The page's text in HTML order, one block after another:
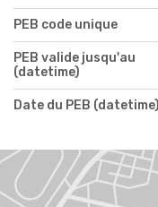
PEB code unique
PEB valide jusqu'au
(datetime)
Date du PEB (datetime)